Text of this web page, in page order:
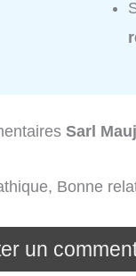
Sarl
Bonne
un